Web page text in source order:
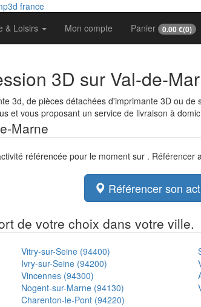
& Loisirs Mon compte Panier 0.00 €(0)
3D sur Val-de-
3d, de pièces détachées d'imprimante 3D ou
et vous proposant un service de livraison à
Marne
référencée pour le moment sur . Référencer
Référencer son
de votre choix dans votre ville.
Vitry-sur-Seine (94400)
Ivry-sur-Seine (94200)
Vincennes (94300)
Nogent-sur-Marne (94130)
Charenton-le-Pont (94220)